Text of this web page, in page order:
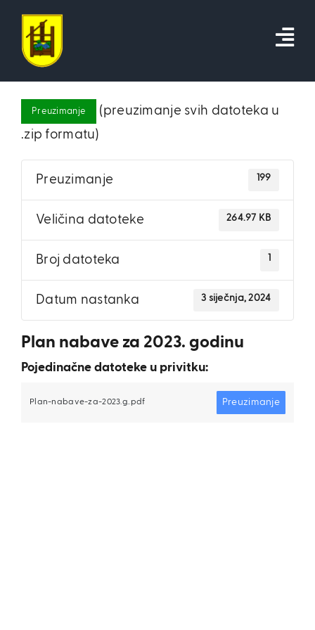
content
Preuzimanje
(preuzimanje svih datoteka u
.zip formatu)
Preuzimanje 199
Veličina datoteke 264.97 KB
Broj datoteka 1
Datum nastanka 3 siječnja, 2024
Plan nabave za 2023. godinu
Pojedinačne datoteke u privitku:
Plan-nabave-za-2023.g..pdf Preuzimanje